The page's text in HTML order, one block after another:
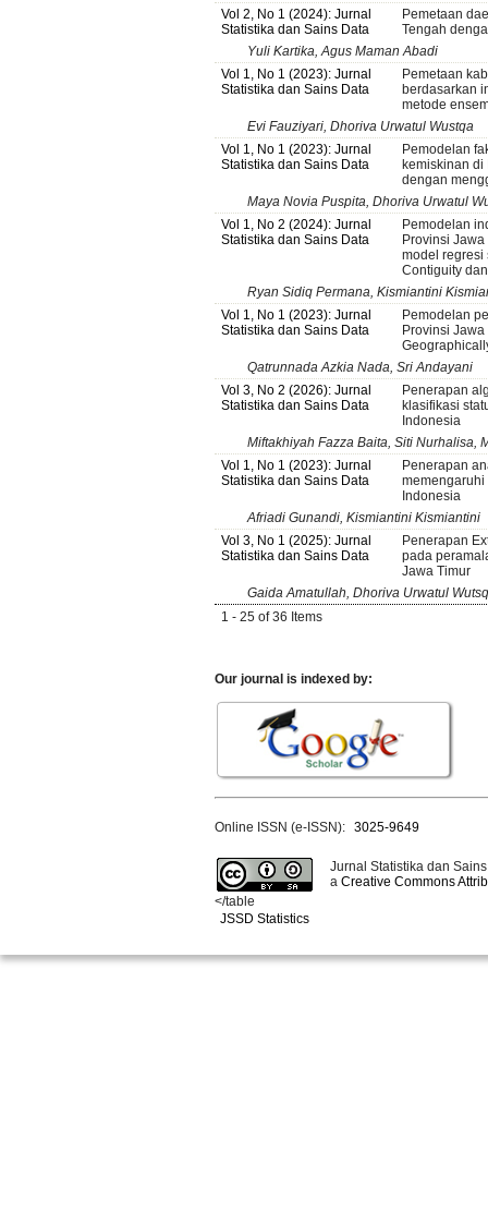
Vol 2, No 1 (2024): Jurnal
Statistika dan Sains Data
Pemetaan
Tengah
Yuli Kartika, Agus Maman Abadi
Vol 1, No 1 (2023): Jurnal
Statistika dan Sains Data
Pemetaan
berdasarkan
metode
Evi Fauziyari, Dhoriva Urwatul Wustqa
Vol 1, No 1 (2023): Jurnal
Statistika dan Sains Data
Pemodelan
kemiskinan di
dengan
Maya Novia Puspita, Dhoriva Urwatul
Vol 1, No 2 (2024): Jurnal
Statistika dan Sains Data
Pemodelan
Provinsi
model regresi
Contiguity
Ryan Sidiq Permana, Kismiantini
Vol 1, No 1 (2023): Jurnal
Statistika dan Sains Data
Pemodelan
Provinsi
Qatrunnada Azkia Nada, Sri Andayani
Vol 3, No 2 (2026): Jurnal
Statistika dan Sains Data
Penerapan
klasifikasi
Indonesia
Miftakhiyah Fazza Baita, Siti Nurhalisa,
Vol 1, No 1 (2023): Jurnal
Statistika dan Sains Data
Penerapan
Indonesia
Afriadi Gunandi, Kismiantini Kismiantini
Vol 3, No 1 (2025): Jurnal
Statistika dan Sains Data
Penerapan
pada
Jawa Timur
Gaida Amatullah, Dhoriva Urwatul
1 - 25 of 36 Items
Our journal is indexed by:
Online ISSN (e-ISSN): 3025-9649
Jurnal Statistika dan
a Creative Commons
</table
JSSD Statistics